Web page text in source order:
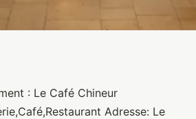
: Le Café Chineur
Adresse: Le